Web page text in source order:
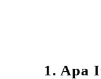
1. Apa